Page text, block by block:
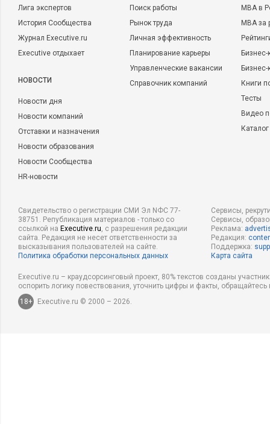
Лига экспертов
История Сообщества
Журнал Executive.ru
Executive отдыхает
НОВОСТИ
Новости дня
Новости компаний
Отставки и назначения
Новости образования
Новости Сообщества
HR-новости
Поиск работы
Рынок труда
Личная эффективность
Планирование карьеры
Управленческие вакансии
Справочник компаний
MBA в
MBA
Бизнес-
Книги
Тесты
Видео
Свидетельство о регистрации СМИ Эл NФС 77-
38751. Републикация материалов - только со
ссылкой на Executive.ru, с разрешения редакции
сайта. Редакция не несет ответственности за
высказывания пользователей на сайте.
Политика обработки персональных данных
Сервисы,
Сервисы,
Реклама:
Редакция:
Поддержка:
Карта сайта
Executive.ru – краудсорсинговый проект, 80% текстов созданы
оспорить логику повествования, уточнить цифры и факты,
18+
Executive.ru © 2000 – 2026.